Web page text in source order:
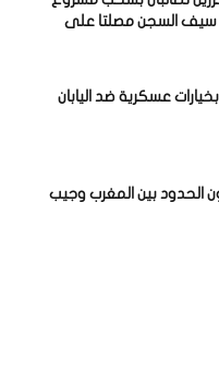
سيف السجن مصلتا على
عسكرية ضد اليابان
الحدود بين المغرب وجيب